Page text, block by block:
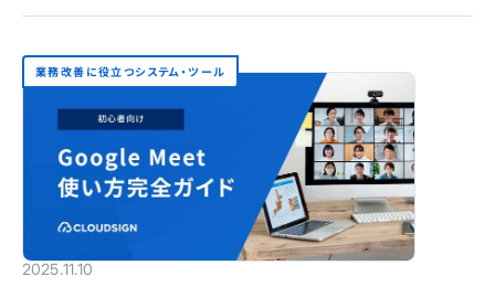
業務改善に役立つシステム・ツール
2025.11.10